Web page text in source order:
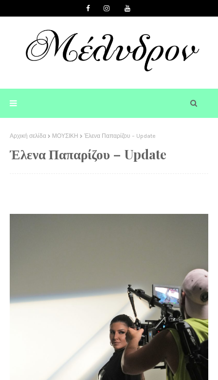
Αρχική σελίδα ΜΟΥΣΙΚΗ Έλενα Παπαρίζου – Update
Έλενα Παπαρίζου – Update